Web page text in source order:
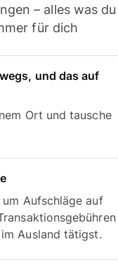
– alles was du
für dich
und das auf
Ort und tausche
Aufschläge auf
Ausland tätigst.